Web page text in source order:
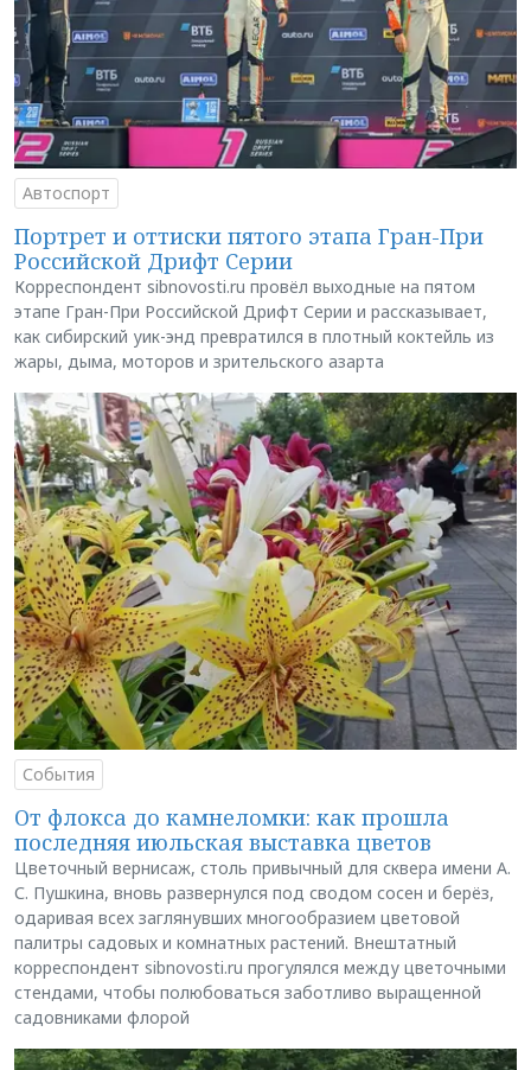
Автоспорт
Портрет и оттиски пятого этапа Гран-При
Российской Дрифт Серии
Корреспондент sibnovosti.ru провёл выходные на пятом
этапе Гран-При Российской Дрифт Серии и рассказывает,
как сибирский уик-энд превратился в плотный коктейль из
жары, дыма, моторов и зрительского азарта
События
От флокса до камнеломки: как прошла
последняя июльская выставка цветов
Цветочный вернисаж, столь привычный для сквера имени А.
С. Пушкина, вновь развернулся под сводом сосен и берёз,
одаривая всех заглянувших многообразием цветовой
палитры садовых и комнатных растений. Внештатный
корреспондент sibnovosti.ru прогулялся между цветочными
стендами, чтобы полюбоваться заботливо выращенной
садовниками флорой